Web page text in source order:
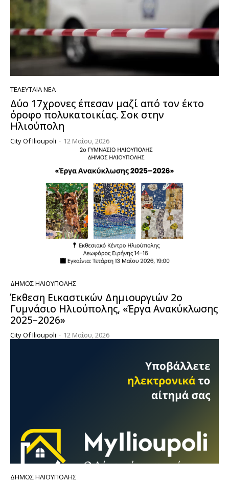
ΤΕΛΕΥΤΑΊΑ ΝΈΑ
Δύο 17χρονες έπεσαν μαζί από τον έκτο
όροφο πολυκατοικίας. Σοκ στην
Ηλιούπολη
City Of Ilioupoli - 12 Μαΐου, 2026
ΔΉΜΟΣ ΗΛΙΟΎΠΟΛΗΣ
Έκθεση Εικαστικών Δημιουργιών 2ο
Γυμνάσιο Ηλιούπολης, «Έργα Ανακύκλωσης
2025–2026»
City Of Ilioupoli - 12 Μαΐου, 2026
ΔΉΜΟΣ ΗΛΙΟΎΠΟΛΗΣ